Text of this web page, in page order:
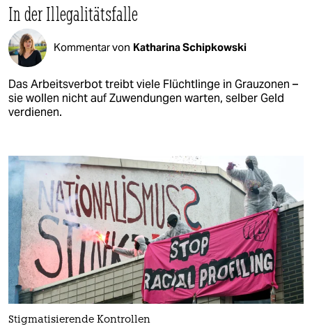
In der Illegalitätsfalle
Kommentar von Katharina Schipkowski
Das Arbeitsverbot treibt viele Flüchtlinge in Grauzonen –
sie wollen nicht auf Zuwendungen warten, selber Geld
verdienen.
Stigmatisierende Kontrollen